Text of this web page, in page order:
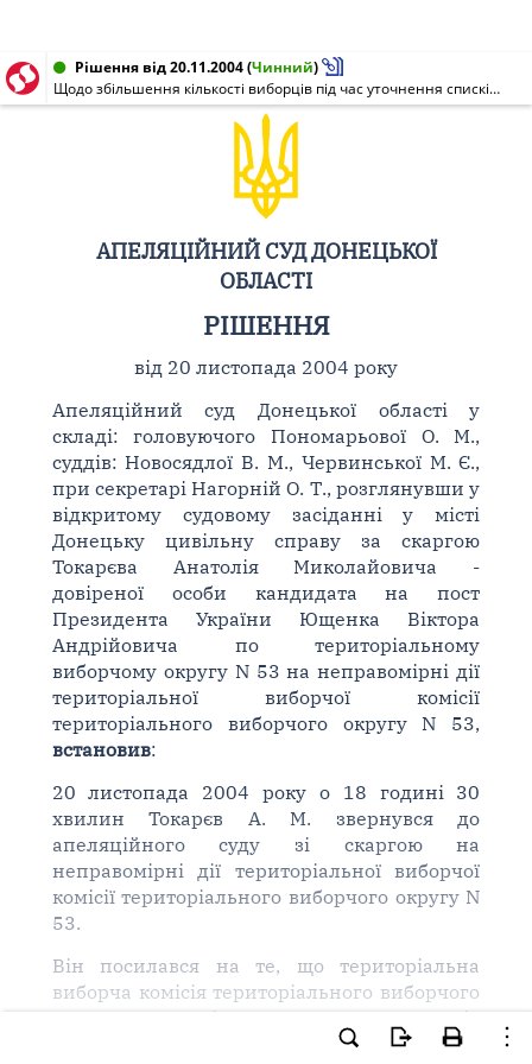
Рішення від 20.11.2004(Чинний)
Щодо збільшення кількості виборців під час уточнення списків виборців для повторного голосування по виборах Президента України 21 листопада 2004 року
АПЕЛЯЦІЙНИЙ СУД ДОНЕЦЬКОЇ
ОБЛАСТІ
РІШЕННЯ
від 20 листопада 2004 року
Апеляційний суд Донецької області у
складі: головуючого Пономарьової О. М.,
суддів: Новосядлої В. М., Червинської М. Є.,
при секретарі Нагорній О. Т., розглянувши у
відкритому судовому засіданні у місті
Донецьку цивільну справу за скаргою
Токарєва Анатолія Миколайовича -
довіреної особи кандидата на пост
Президента України Ющенка Віктора
Андрійовича по територіальному
виборчому округу N 53 на неправомірні дії
територіальної виборчої комісії
територіального виборчого округу N 53,
встановив:
20 листопада 2004 року о 18 годині 30
хвилин Токарєв А. М. звернувся до
апеляційного суду зі скаргою на
неправомірні дії територіальної виборчої
комісії територіального виборчого округу N
53.
Він посилався на те, що територіальна
виборча комісія територіального виборчого
округу N 53 під час уточнення списків
виборців для повторного голосування